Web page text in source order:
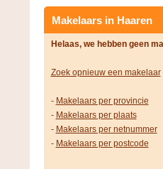
Makelaars in Haaren
Helaas, we hebben geen
Zoek opnieuw een makelaar
- Makelaars per provincie
- Makelaars per plaats
- Makelaars per netnummer
- Makelaars per postcode